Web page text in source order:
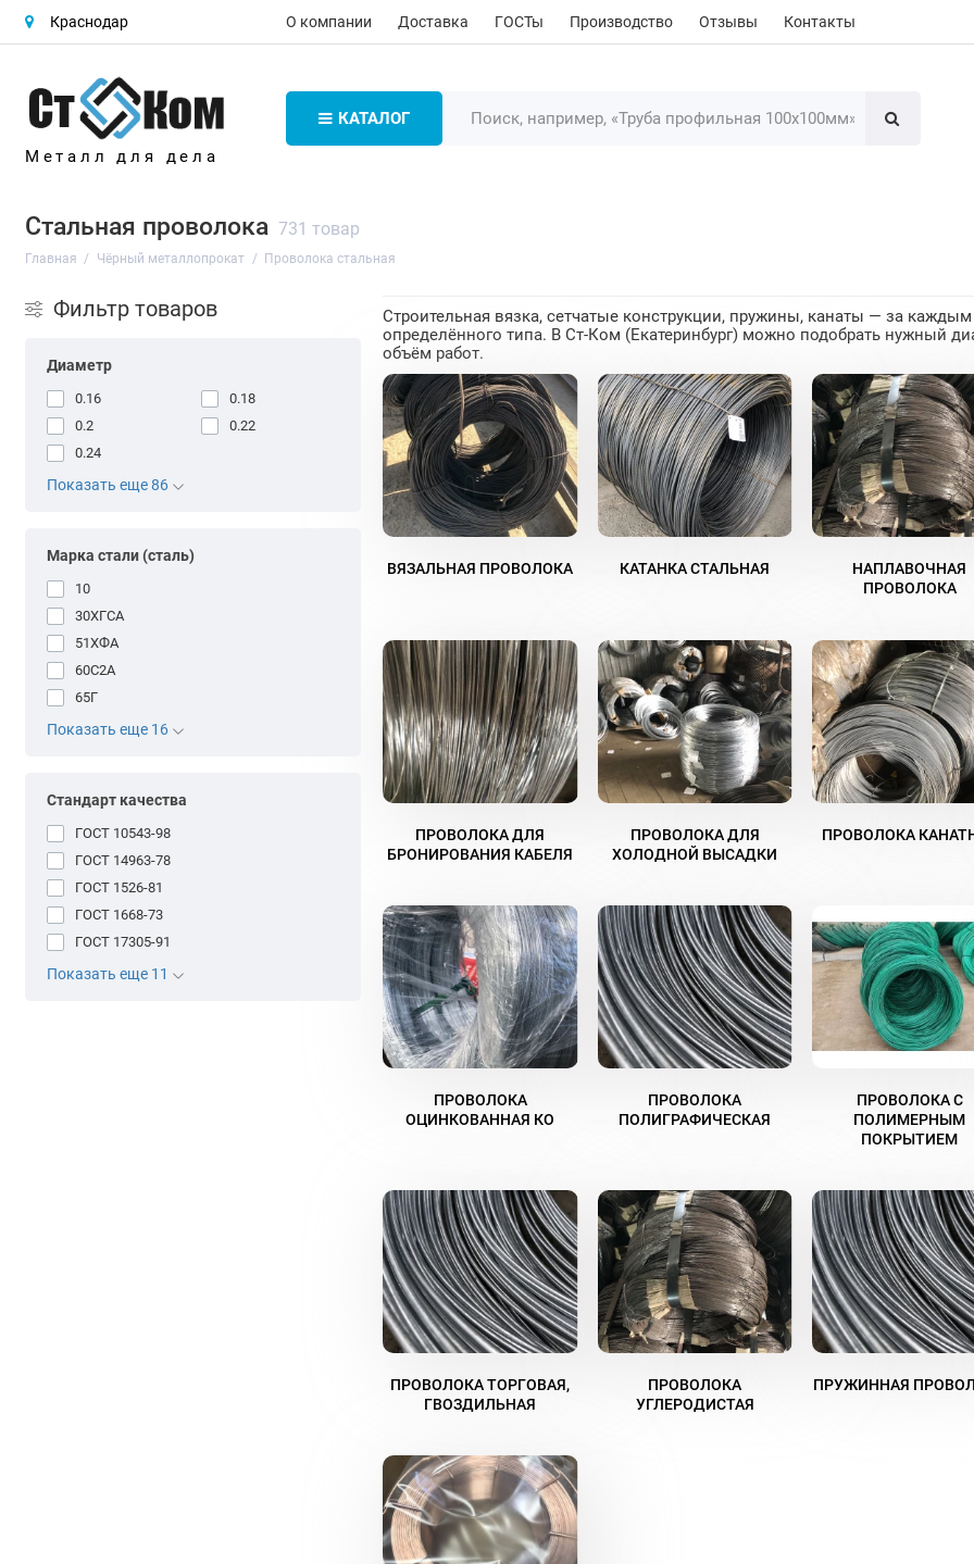
Краснодар О компании Доставка ГОСТы Производство Отзывы Контакты
Металл для дела
КАТАЛОГ
Стальная проволока 731 товар
Главная Чёрный металлопрокат Проволока стальная
Фильтр товаров
Диаметр
0.16
0.18
0.2
0.22
0.24
Показать еще 86
Марка стали (сталь)
10
30ХГСА
51ХФА
60С2А
65Г
Показать еще 16
Стандарт качества
ГОСТ 10543-98
ГОСТ 14963-78
ГОСТ 1526-81
ГОСТ 1668-73
ГОСТ 17305-91
Показать еще 11
Строительная вязка, сетчатые конструкции, пружины, канаты — за
определённого типа. В Ст-Ком (Екатеринбург) можно подобрать нужный
объём работ.
ВЯЗАЛЬНАЯ ПРОВОЛОКА КАТАНКА СТАЛЬНАЯ
НАПЛАВОЧНАЯ
ПРОВОЛОКА
ПРОВОЛОКА ДЛЯ
БРОНИРОВАНИЯ КАБЕЛЯ
ПРОВОЛОКА ДЛЯ
ХОЛОДНОЙ ВЫСАДКИ
ПРОВОЛОКА
ПРОВОЛОКА
ОЦИНКОВАННАЯ КО
ПРОВОЛОКА
ПОЛИГРАФИЧЕСКАЯ
ПРОВОЛОКА С
ПОЛИМЕРНЫМ
ПОКРЫТИЕМ
ПРОВОЛОКА ТОРГОВАЯ,
ГВОЗДИЛЬНАЯ
ПРОВОЛОКА
УГЛЕРОДИСТАЯ
ПРУЖИННАЯ